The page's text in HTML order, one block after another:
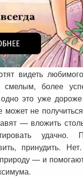
видеть
смелым, более
это уже
может не
— вложить
удачно.
принудить.
— и